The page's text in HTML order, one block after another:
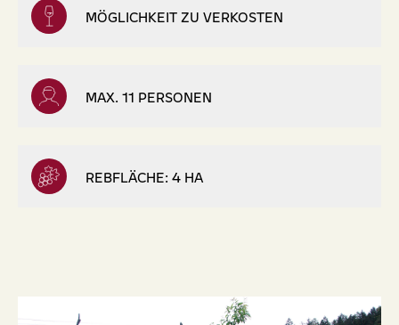
MÖGLICHKEIT ZU VERKOSTEN
MAX. 11 PERSONEN
REBFLÄCHE: 4 HA